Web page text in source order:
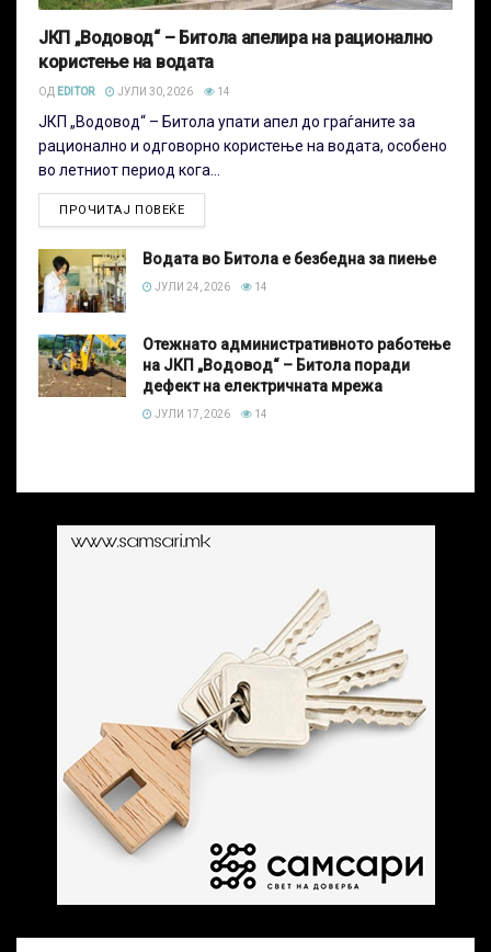
ЈКП „Водовод“ – Битола апелира на рационално
користење на водата
ОД EDITOR ЈУЛИ 30, 2026 14
ЈКП „Водовод“ – Битола упати апел до граѓаните за
рационално и одговорно користење на водата, особено
во летниот период кога...
ПРОЧИТАЈ ПОВЕЌЕ
Водата во Битола е безбедна за пиење
ЈУЛИ 24, 2026 14
Отежнато административното работење
на ЈКП „Водовод“ – Битола поради
дефект на електричната мрежа
ЈУЛИ 17, 2026 14